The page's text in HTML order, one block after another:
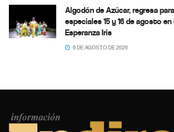
Algodón de Azúcar, regresa
especiales 15 y 16 de agosto
Esperanza Iris
6 DE AGOSTO DE 2026